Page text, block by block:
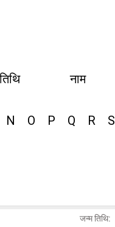
नाम
N O P Q R S
जन्म तिथि: